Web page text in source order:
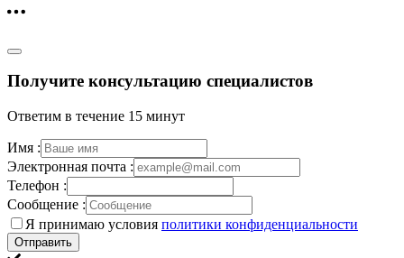
Получите консультацию специалистов
Ответим в течение 15 минут
Имя :
Электронная почта :
Телефон :
Сообщение :
Я принимаю условия политики конфиденциальности
Отправить